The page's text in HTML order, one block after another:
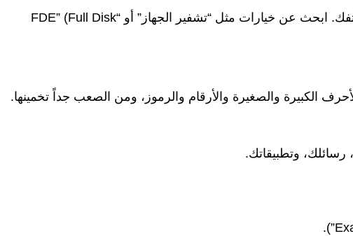
تختلف الإعدادات قليلاً بين أجهزة Android و iOS. عادةً ما تجدها تحت قسم “الأمان” أو “الخصوصية” في إعدادات هاتفك. ابحث عن خيارات مثل “تشفير الجهاز” أو “FDE” (Full Disk
الكبيرة والصغيرة والأرقام والرموز، ومن الصعب جداً تخمينها.
وتطبيقاتك.